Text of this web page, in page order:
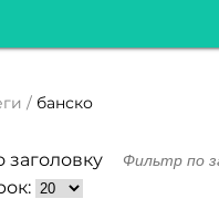
банско
заголовку